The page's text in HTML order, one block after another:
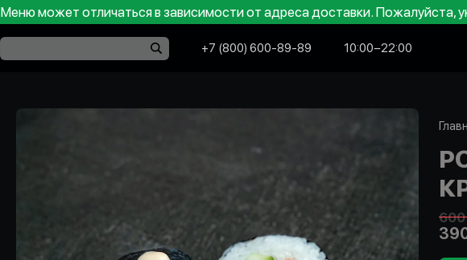
Меню может отличаться в зависимости от адреса доставки. Пожалуйста,
+7 (800) 600-89-89 10:00−22:00